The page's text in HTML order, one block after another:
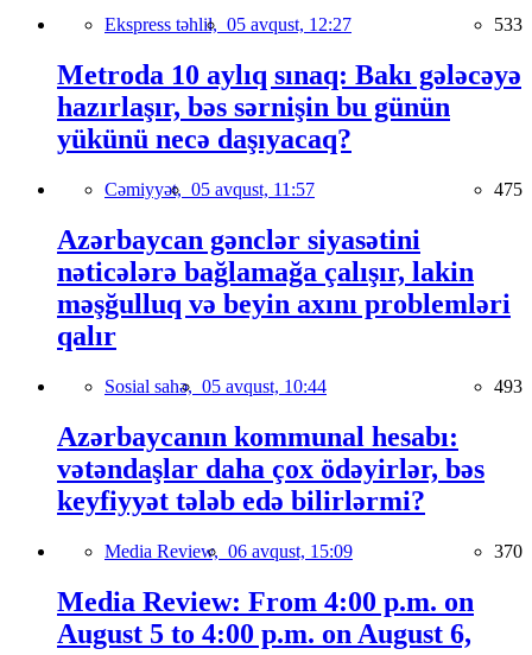
Ekspress təhlil, 05 avqust, 12:27 533
Metroda 10 aylıq sınaq: Bakı gələcəyə
hazırlaşır, bəs sərnişin bu günün
yükünü necə daşıyacaq?
Cəmiyyət, 05 avqust, 11:57 475
Azərbaycan gənclər siyasətini
nəticələrə bağlamağa çalışır, lakin
məşğulluq və beyin axını problemləri
qalır
Sosial sahə, 05 avqust, 10:44 493
Azərbaycanın kommunal hesabı:
vətəndaşlar daha çox ödəyirlər, bəs
keyfiyyət tələb edə bilirlərmi?
Media Review, 06 avqust, 15:09 370
Media Review: From 4:00 p.m. on
August 5 to 4:00 p.m. on August 6,